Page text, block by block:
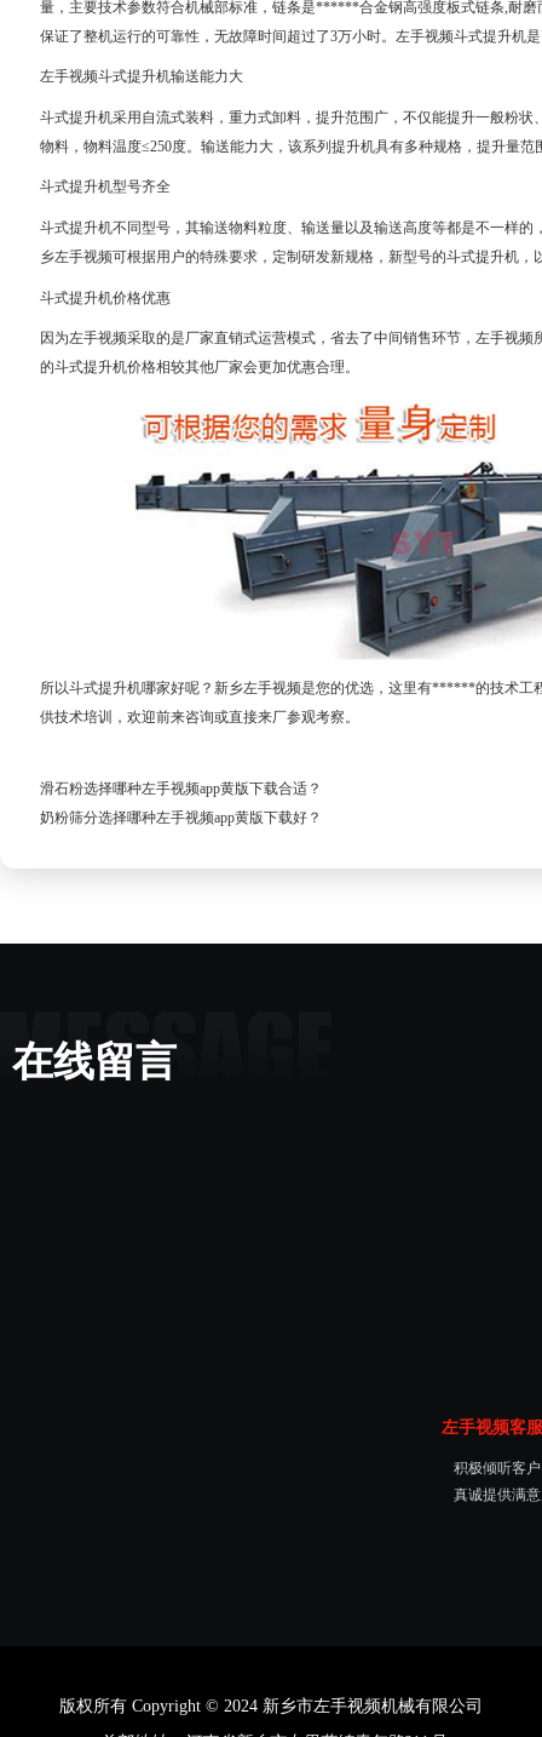
量，主要技术参数符合机械部标准，链条是******合金钢高强度板式链条,耐
保证了整机运行的可靠性，无故障时间超过了3万小时。左手视频斗式提升机是
左手视频斗式提升机输送能力大
斗式提升机采用自流式装料，重力式卸料，提升范围广，不仅能提升一般粉
物料，物料温度≤250度。输送能力大，该系列提升机具有多种规格，提
斗式提升机型号齐全
斗式提升机不同型号，其输送物料粒度、输送量以及输送高度等都是不一样的
乡左手视频可根据用户的特殊要求，定制研发新规格，新型号的斗式提升机
斗式提升机价格优惠
因为左手视频采取的是厂家直销式运营模式，省去了中间销售环节，左手视频所
的斗式提升机价格相较其他厂家会更加优惠合理。
所以斗式提升机哪家好呢？新乡左手视频是您的优选，这里有******的技术工
供技术培训，欢迎前来咨询或直接来厂参观考察。
滑石粉选择哪种左手视频app黄版下载合适？
奶粉筛分选择哪种左手视频app黄版下载好？
在线留言
左手视频客服
积极倾听客户
真诚提供满意
版权所有 Copyright © 2024 新乡市左手视频机械有限公司